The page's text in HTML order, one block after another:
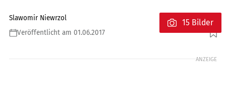
Slawomir Niewrzol
Veröffentlicht am 01.06.2017
Foto: 2snap
15 Bilder
ANZEIGE